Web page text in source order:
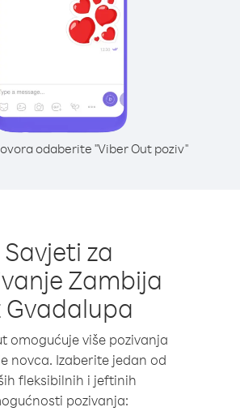
odaberite "Viber Out poziv"
Savjeti za
Zambija
Gvadalupa
omogućuje više pozivanja
novca. Izaberite jedan od
fleksibilnih i jeftinih
pozivanja: